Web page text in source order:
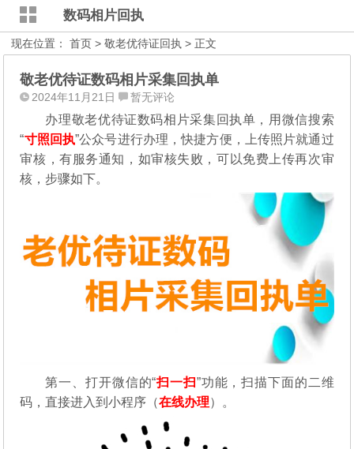
数码相片回执
现在位置：首页 >敬老优待证回执 > 正文
敬老优待证数码相片采集回执单
2024年11月21日 暂无评论
办理敬老优待证数码相片采集回执单，用微信搜索
“寸照回执”公众号进行办理，快捷方便，上传照片就通过
审核，有服务通知，如审核失败，可以免费上传再次审
核，步骤如下。
第一、打开微信的“扫一扫”功能，扫描下面的二维
码，直接进入到小程序（在线办理）。